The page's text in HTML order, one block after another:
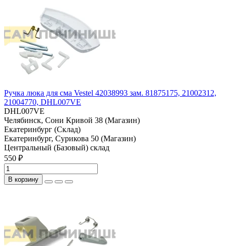
Ручка люка для сма Vestel 42038993 зам. 81875175, 21002312,
21004770, DHL007VE
DHL007VE
Челябинск, Сони Кривой 38 (Магазин)
Екатеринбург (Склад)
Екатеринбург, Сурикова 50 (Магазин)
Центральный (Базовый) склад
550 ₽
В корзину